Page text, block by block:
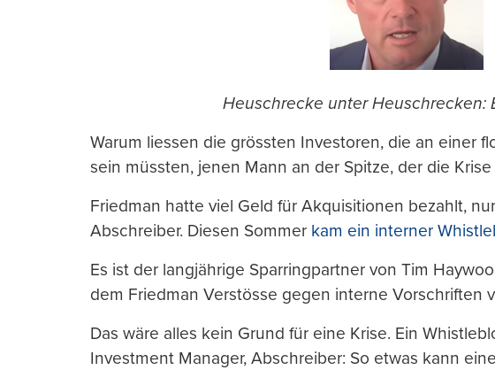
Heuschrecke unter Heuschrecken:
Warum liessen die grössten Investoren, die an einer
sein müssten, jenen Mann an der Spitze, der die
Friedman hatte viel Geld für Akquisitionen bezahlt,
Abschreiber. Diesen Sommer kam ein interner
Es ist der langjährige Sparringpartner von Tim
dem Friedman Verstösse gegen interne Vorschriften
Das wäre alles kein Grund für eine Krise. Ein
Investment Manager, Abschreiber: So etwas kann